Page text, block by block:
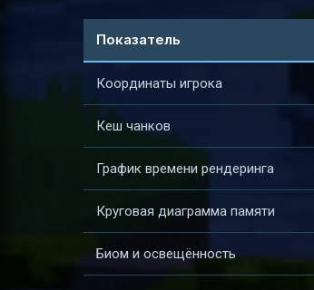
Показатель
Координаты игрока
Кеш чанков
График времени рендеринга
Круговая диаграмма памяти
Биом и освещённость